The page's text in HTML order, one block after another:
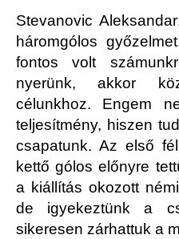
Stevanovic
háromgólos
fontos volt
nyerünk, akkor
célunkhoz. Engem
teljesítmény, hiszen
csapatunk. Az első
kettő gólos előnyre
a kiállítás okozott
de igyekeztünk a
sikeresen zárhattuk a